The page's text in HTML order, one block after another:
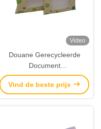
Video
Douane Gerecycleerde
Document
Hoofdkussenvakje
Verpakking met Transparant
Vind de beste prijs